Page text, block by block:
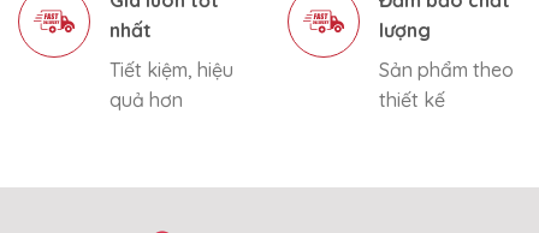
nhất
Tiết kiệm, hiệu
quả hơn
lượng
Sản phẩm theo
thiết kế